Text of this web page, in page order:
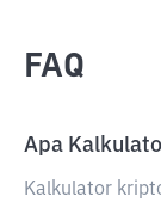
FAQ
Apa
Kalkulator